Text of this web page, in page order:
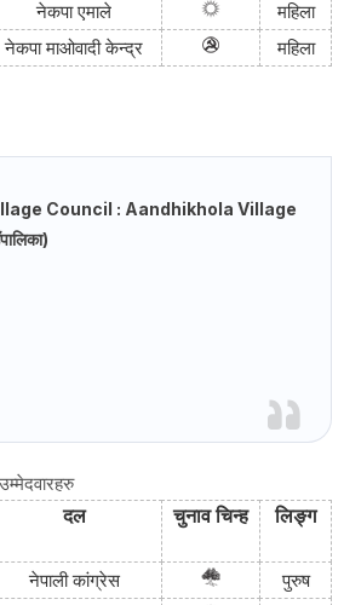
नेकपा एमाले
महिला
नेकपा माओवादी केन्द्र महिला
Council : Aandhikhola Village
दल चुनाव चिन्ह लिङ्ग
नेपाली कांग्रेस
पुरुष